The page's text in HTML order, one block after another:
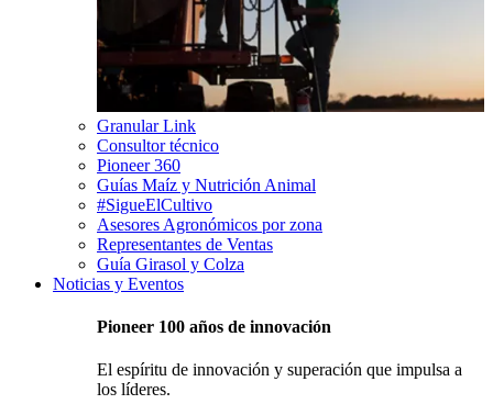
Granular Link
Consultor técnico
Pioneer 360
Guías Maíz y Nutrición Animal
#SigueElCultivo
Asesores Agronómicos por zona
Representantes de Ventas
Guía Girasol y Colza
Noticias y Eventos
Pioneer 100 años de innovación
El espíritu de innovación y superación que impulsa a
los líderes.